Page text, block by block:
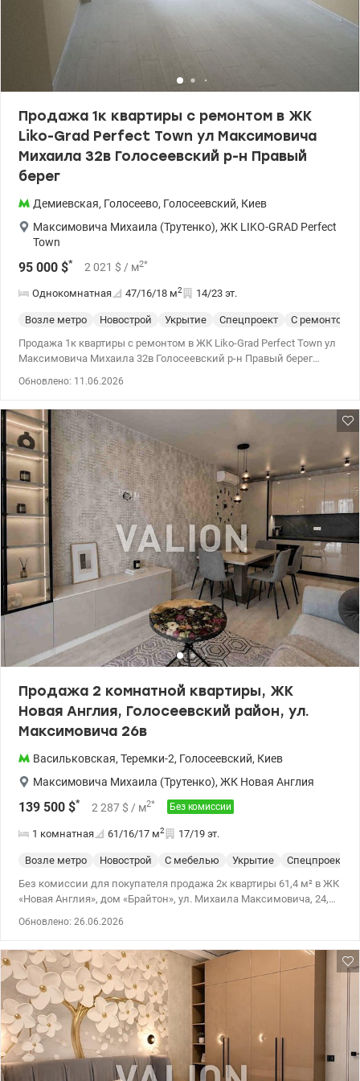
государственные и частные детские сады, школы, лицеи,
языковые центры, медицинские учреждения - большой
спорткомплекс Sport Life с бассейном - ВДНХ (Экспоцентр
Украины) — огромная парковая зона, Голосеевский лес Звоните
для записи на просмотр. Цена 78500 у.е. 0937470721 Наталья
Продажа 1к квартиры с ремонтом в ЖК
Liko-Grad Perfect Town ул Максимовича
Михаила 32в Голосеевский р-н Правый
берег
Демиевская, Голосеево, Голосеевский, Киев
Максимовича Михаила (Трутенко), ЖК LIKO-GRAD Perfect
Town
95 000 $* 2 021 $ / м2*
Однокомнатная 47/16/18 м2 14/23 эт.
Возле метро Новострой Укрытие Спецпроект
С ремонтом
Продажа 1к квартиры с ремонтом в ЖК Liko-Grad Perfect Town ул
Максимовича Михаила 32в Голосеевский р-н Правый берег
состоит из -Большая кухня -Раздельная комната -Совмещенный
квартира с современным ремонтом, выполненным в
нейтральных тонах легко адаптируется под любой стиль. О
доме: Современный ЖК с качественным строительством
Автономное отопление, индивидуальные счетчики, 3 лифта,
подземный паркинг Придомовая территория: Детские и
спортивные площадки Ухоженная зеленая территория
Инфраструктура: Магазины, супермаркеты, кафе, банки в пешей
доступности Ашан, Фора и спортклуб Sport Life с бассейном
рядом. Школы и детские сады поблизости Транспортная
доступность Удобная транспортная развязка Метро
«Васильковская» и «Выставочный центр» 10 мин пешком
Квартира идеально подойдет для проживания или инвестиции
под аренду. Большой опыт помощи по покупке квартир по
государственным программам, безналичный расчет Еоселя (Е-
оселя), Евидновлення, Сертификат Жилье для ВПЛ и военных
(постановление 280 , 719, держмолодь кредит и другие ) Цена
95000 у.е. Комиссия агентства 5% Виктор 0935705384
Обновлено: 11.06.2026
Продажа 2 комнатной квартиры, ЖК
Новая Англия, Голосеевский район, ул.
Максимовича 26в
Васильковская, Теремки-2, Голосеевский, Киев
Максимовича Михаила (Трутенко), ЖК Новая Англия
139 500 $* 2 287 $ / м2* Без комиссии
1 комнатная 61/16/17 м2 17/19 эт.
Возле метро Новострой С мебелью Укрытие Спецпроект
Без комиссии для покупателя продажа 2к квартиры 61,4 м² в ЖК
«Новая Англия», дом «Брайтон», ул. Михаила Максимовича, 24,
Функциональная планировка квартиры включает просторную
гардеробную комнату. Ремонт выполнен в современном стиле с
акцентом на комфорт и практичность. Основная спальня
оборудована удобной двуспальной кроватью, вместительным
шкафом и отдельной зоной для макияжа, что создает
атмосферу уюта и приватности. Вторая комната может
использоваться как кабинет или гостевая спальня — здесь
размещены диван, рабочий стол и шкаф для хранения вещей.
Квартира имеет панорамные окна с приятным видом во тихий
Обновлено: 26.06.2026